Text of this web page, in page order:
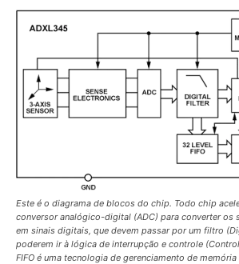
Este é o diagrama de blocos do chip. Todo chip
conversor analógico-digital (ADC) para converter os
em sinais digitais, que devem passar por um filtro (
poderem ir à lógica de interrupção e controle (
FIFO é uma tecnologia de gerenciamento de